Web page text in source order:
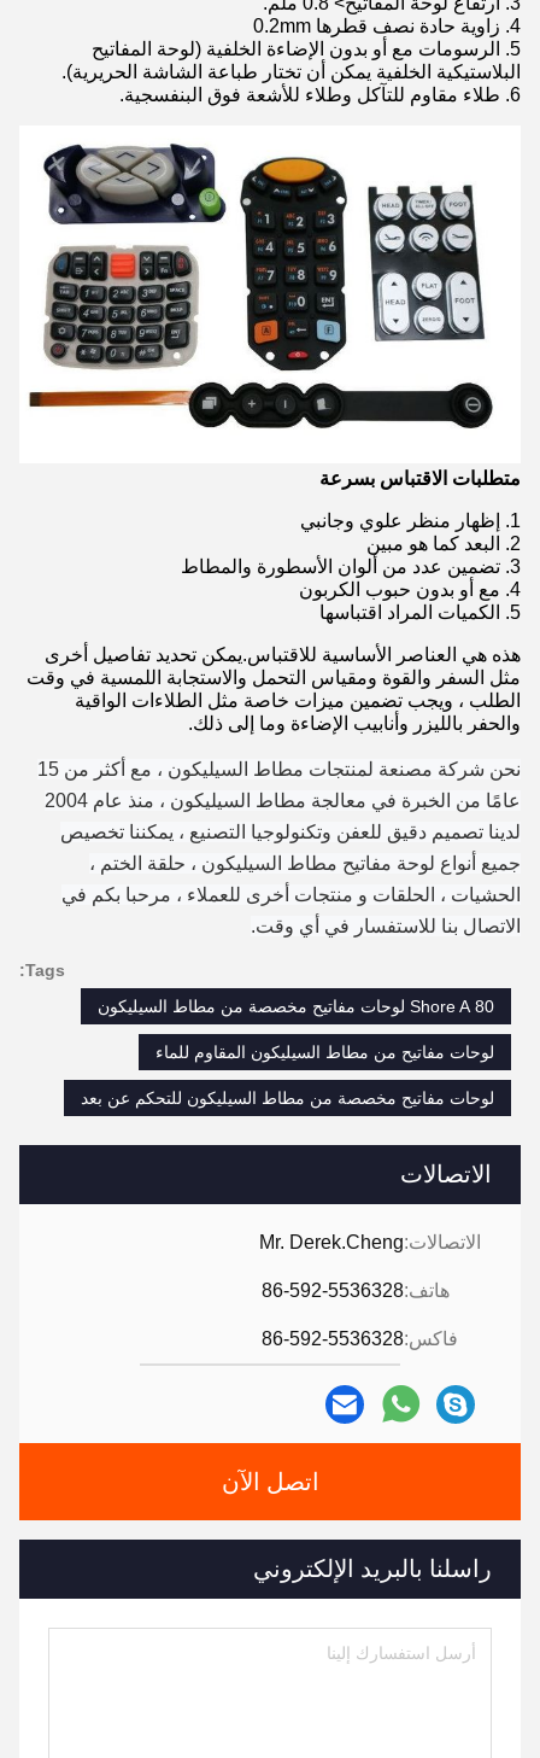
الاتصالات
الاتصالات:Mr. Derek.Cheng
هاتف:86-592-5536328
فاكس:86-592-5536328
اتصل الآن
راسلنا بالبريد الإلكتروني
4. زاوية حادة نصف قطرها 0.2mm
5. الرسومات مع أو بدون الإضاءة الخلفية (لوحة المفاتيح
البلاستيكية الخلفية يمكن أن تختار طباعة الشاشة الحريرية).
6. طلاء مقاوم للتآكل وطلاء للأشعة فوق البنفسجية.
متطلبات الاقتباس بسرعة
1. إظهار منظر علوي وجانبي
2. البعد كما هو مبين
3. تضمين عدد من ألوان الأسطورة والمطاط
4. مع أو بدون حبوب الكربون
5. الكميات المراد اقتباسها
هذه هي العناصر الأساسية للاقتباس.يمكن تحديد تفاصيل أخرى
مثل السفر والقوة ومقياس التحمل والاستجابة اللمسية في وقت
الطلب ، ويجب تضمين ميزات خاصة مثل الطلاءات الواقية
والحفر بالليزر وأنابيب الإضاءة وما إلى ذلك.
نحن شركة مصنعة لمنتجات مطاط السيليكون ، مع أكثر من 15
عامًا من الخبرة في معالجة مطاط السيليكون ، منذ عام 2004
لدينا تصميم دقيق للعفن وتكنولوجيا التصنيع ، يمكننا تخصيص
جميع أنواع لوحة مفاتيح مطاط السيليكون ، حلقة الختم ،
الحشيات ، الحلقات و منتجات أخرى للعملاء ، مرحبا بكم في
الاتصال بنا للاستفسار في أي وقت.
Tags:
80 Shore A لوحات مفاتيح مخصصة من مطاط السيليكون
لوحات مفاتيح من مطاط السيليكون المقاوم للماء
لوحات مفاتيح مخصصة من مطاط السيليكون للتحكم عن بعد